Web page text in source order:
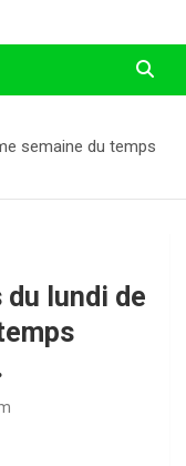
semaine du temps
lundi de